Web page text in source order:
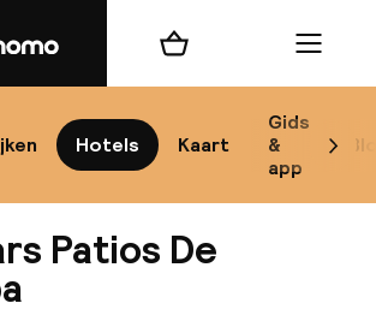
Hotels Kaart
Gids
&
app
Winkelmand Menu
Patios De